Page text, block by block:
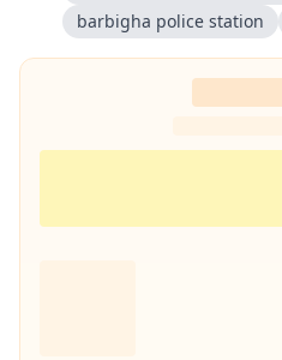
barbigha police station